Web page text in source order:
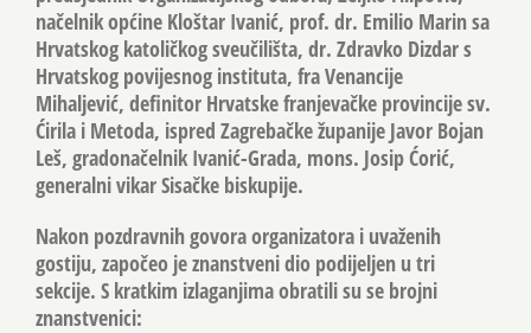
načelnik općine Kloštar Ivanić, prof. dr. Emilio Marin sa
Hrvatskog katoličkog sveučilišta, dr. Zdravko Dizdar s
Hrvatskog povijesnog instituta, fra Venancije
Mihaljević, definitor Hrvatske franjevačke provincije sv.
Ćirila i Metoda, ispred Zagrebačke županije Javor Bojan
Leš, gradonačelnik Ivanić-Grada, mons. Josip Ćorić,
generalni vikar Sisačke biskupije.
Nakon pozdravnih govora organizatora i uvaženih
gostiju, započeo je znanstveni dio podijeljen u tri
sekcije. S kratkim izlaganjima obratili su se brojni
znanstvenici: